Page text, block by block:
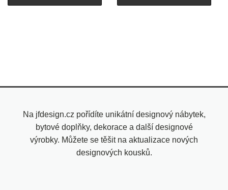
Na jfdesign.cz pořídíte unikátní designový nábytek,
bytové doplňky, dekorace a další designové
výrobky. Můžete se těšit na aktualizace nových
designových kousků.